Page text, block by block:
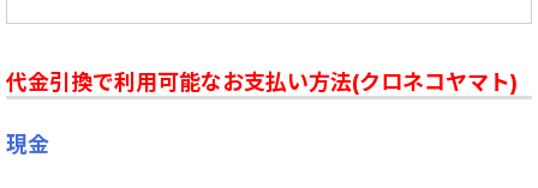
代金引換で利用可能なお支払い方法(クロネコヤマト)
現金